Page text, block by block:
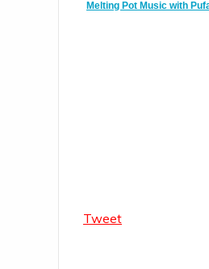
Melting Pot Music with
Tweet